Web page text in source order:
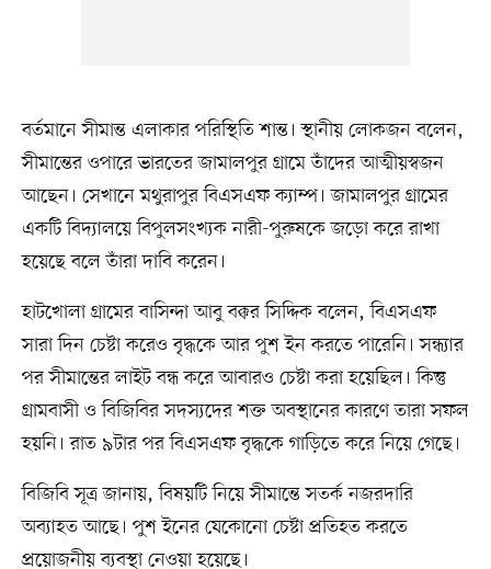
বর্তমানে সীমান্ত এলাকার পরিস্থিতি শান্ত। স্থানীয় লোকজন বলেন,
সীমান্তের ওপারে ভারতের জামালপুর গ্রামে তাঁদের আত্মীয়স্বজন
আছেন। সেখানে মথুরাপুর বিএসএফ ক্যাম্প। জামালপুর গ্রামের
একটি বিদ্যালয়ে বিপুলসংখ্যক নারী-পুরুষকে জড়ো করে রাখা
হয়েছে বলে তাঁরা দাবি করেন।
হাটখোলা গ্রামের বাসিন্দা আবু বক্কর সিদ্দিক বলেন, বিএসএফ
সারা দিন চেষ্টা করেও বৃদ্ধকে আর পুশ ইন করতে পারেনি। সন্ধ্যার
পর সীমান্তের লাইট বন্ধ করে আবারও চেষ্টা করা হয়েছিল। কিন্তু
গ্রামবাসী ও বিজিবির সদস্যদের শক্ত অবস্থানের কারণে তারা সফল
হয়নি। রাত ৯টার পর বিএসএফ বৃদ্ধকে গাড়িতে করে নিয়ে গেছে।
বিজিবি সূত্র জানায়, বিষয়টি নিয়ে সীমান্তে সতর্ক নজরদারি
অব্যাহত আছে। পুশ ইনের যেকোনো চেষ্টা প্রতিহত করতে
প্রয়োজনীয় ব্যবস্থা নেওয়া হয়েছে।